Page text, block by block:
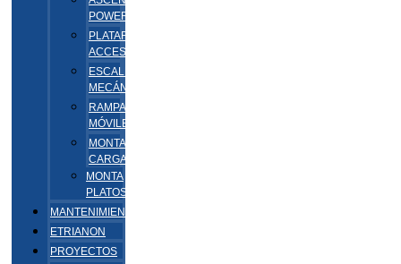
POWERTECH
PLATAFORMAS
ACCESSA
ESCALERAS
MECÁNICAS
RAMPAS
MÓVILES
MONTA
CARGAS/VEHÍCULOS
MONTA
PLATOS/PAQUETES
MANTENIMIENTO
ETRIANON
PROYECTOS